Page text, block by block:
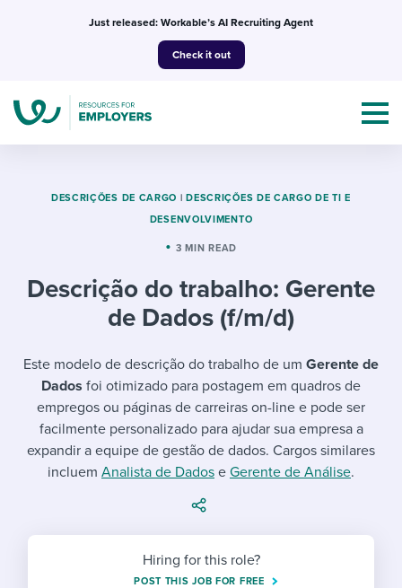
Just released: Workable’s AI Recruiting Agent
Check it out
Topics
Mobilizing AI in my work
Evaluating candidates
Working together with others
Ensuring compliance
Templates & Guides
I WANT...
Job description templates
Interview question templates
Step-by-step tutorials
I’m a jobseeker
I WANT TO LEARN ABOUT...
Applying for a job
Career development
Attend webinars & events
Workable customer stories
Explore Workable
Start a free trial
DESCRIÇÕES DE CARGO | DESCRIÇÕES DE CARGO DE TI E
DESENVOLVIMENTO
3 MIN READ
Descrição do trabalho: Gerente
de Dados (f/m/d)
Este modelo de descrição do trabalho de um Gerente de
Dados foi otimizado para postagem em quadros de
empregos ou páginas de carreiras on-line e pode ser
facilmente personalizado para ajudar sua empresa a
expandir a equipe de gestão de dados. Cargos similares
incluem Analista de Dados e Gerente de Análise.
Hiring for this role?
POST THIS JOB FOR FREE